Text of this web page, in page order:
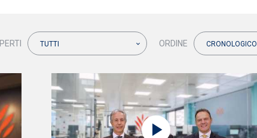
TUTTI ORDINE CRONOLOGICO